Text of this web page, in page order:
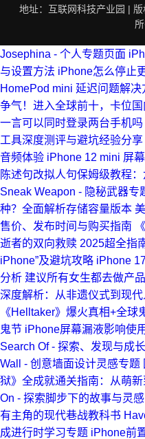
地址：互联网科技产业园 |
Josephina - 个人专题页面
与设置方法 iPhone怎么停止
HomePod mini 延迟问题解
争气！进入全球前十，卡位国
一言可以同时登录两台手机吗
工具深度测评与避坑经验分享
音频体验 iPhone 12 mini 屏
陈述句改拟人句保姆级教程
Sneak Weapon - 隐秘武器专
种？全面解析存储容量版本
售价、发布时间与购买指南
逝者的双向救赎 2025超全指
iPhone”及避坑攻略 iPhone
分析 建议所有女生都去做产
深度解析：从非遗仪式到现
《Helltaker》爆火真相+全
鬼节 iPhone屏幕漏液影响使
Search Of - 探索、发现与成
Wall - 创意墙面设计灵感专题
狱》全成就通关指南：从萌
On - 探索脚步下的故事与灵感
有主角的现代巷战教科书
成进行时学习专题 iPhone前